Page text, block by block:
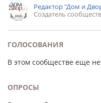
Редактор "Дом и
Создатель
ГОЛОСОВАНИЯ
В этом сообществе еще
ОПРОСЫ